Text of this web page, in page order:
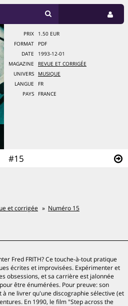
#15
PRIX
1.50 EUR
FORMAT
PDF
DATE
1993-12-01
MAGAZINE
REVUE ET CORRIGÉE
UNIVERS
MUSIQUE
LANGUE
FR
PAYS
FRANCE
et corrigée Numéro 15
Fred FRITH? Ce touche-à-tout pratique
écrites et improvisées. Expérimenter et
obsessions, et sa carrière est jalonnée
être énumérées. Pour preuve: son
ne livrer qu'une discographie sélective (et
En 1990, le film "Step across the